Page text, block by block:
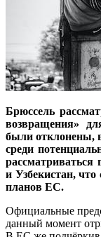
Брюссель
возвращения»
были отклонены,
среди
рассматриваться
и Узбекистан,
планов ЕС.
Официальные
данный момент